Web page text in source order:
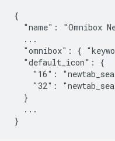
{
"name": "Omnibox
  ...
"omnibox": {
  "default_icon": {
"16":
"32":
  }
  ...